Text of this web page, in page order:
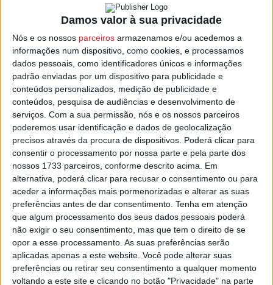
Damos valor à sua privacidade
Nós e os nossos parceiros armazenamos e/ou acedemos a
informações num dispositivo, como cookies, e processamos
dados pessoais, como identificadores únicos e informações
padrão enviadas por um dispositivo para publicidade e
conteúdos personalizados, medição de publicidade e
conteúdos, pesquisa de audiências e desenvolvimento de
serviços. Com a sua permissão, nós e os nossos parceiros
poderemos usar identificação e dados de geolocalização
precisos através da procura de dispositivos. Poderá clicar para
consentir o processamento por nossa parte e pela parte dos
nossos 1733 parceiros, conforme descrito acima. Em
alternativa, poderá clicar para recusar o consentimento ou para
aceder a informações mais pormenorizadas e alterar as suas
preferências antes de dar consentimento. Tenha em atenção
que algum processamento dos seus dados pessoais poderá
não exigir o seu consentimento, mas que tem o direito de se
opor a esse processamento. As suas preferências serão
aplicadas apenas a este website. Você pode alterar suas
preferências ou retirar seu consentimento a qualquer momento
voltando a este site e clicando no botão "Privacidade" na parte
À mesma hora, e a contar para aSérie Centro
recebe no Pavilhão do Fontelo a equipa do
Pregança Mar, formação dos distritais de Lisboa, e uma
hora mais cedo, pelas 17:00, aCasa do Benfica de
Mortáguarecebe no Pavilhão Municipal a equipa do
Proença-A-Nova.
Na segunda eliminatória vai também entrar no sorteio a
formação doViseu 2001equipa que este ano joga a II
Divisão Nacional Feminina de Futsal.
Esta e outras notícias para ouvir na Estação Diária – 96.8
FM ou emwww.968.fm.
Pub
TAGS AF Viseu Futsal Feminino Taça de Portugal Viseu